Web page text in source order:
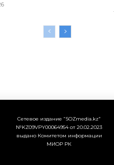
Сетевое издание “SOZmedia.kz”
№KZ09VPY00064954 от 20.02.2023
выдано Комитетом информации
МИОР РК